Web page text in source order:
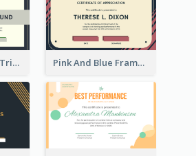
Green And Grey Triangles With Badge Certificate Pink And Blue Frame Company Certificate